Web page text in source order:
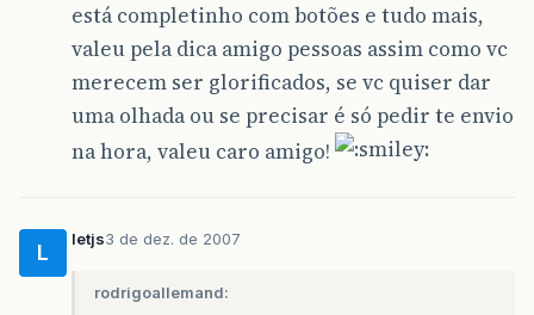
está completinho com botões e tudo mais,
valeu pela dica amigo pessoas assim como vc
merecem ser glorificados, se vc quiser dar
uma olhada ou se precisar é só pedir te envio
na hora, valeu caro amigo!
L
letjs3 de dez. de 2007
rodrigoallemand: